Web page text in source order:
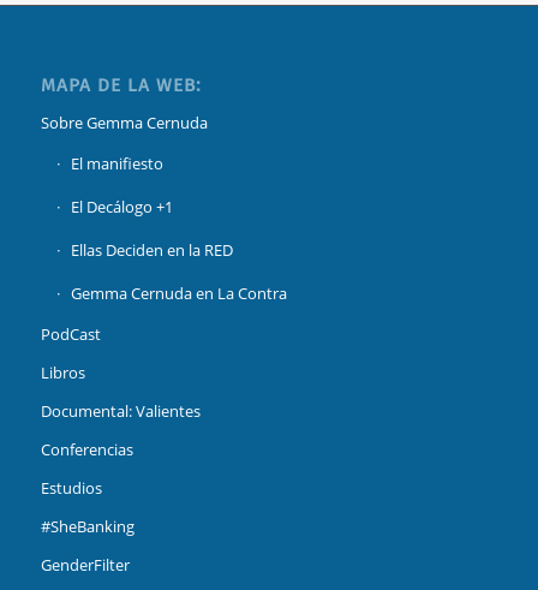
MAPA DE LA WEB:
Sobre Gemma Cernuda
El manifiesto
El Decálogo +1
Ellas Deciden en la RED
Gemma Cernuda en La Contra
PodCast
Libros
Documental: Valientes
Conferencias
Estudios
#SheBanking
GenderFilter